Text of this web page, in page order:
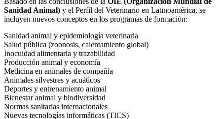
Sanidad Animal) y el Perfil del Veterinario en Latinoamérica, se
incluyen nuevos conceptos en los programas de formación:
Sanidad animal y epidemiología veterinaria
Salud pública (zoonosis, calentamiento global)
Inocuidad alimentaria y trazabilidad
Producción animal y economía
Medicina en animales de compañía
Animales silvestres y acuáticos
Deportes y entrenamiento animal
Bienestar animal y biodiversidad
Normas sanitarias internacionales
Nuevas tecnologías informáticas (TICS)